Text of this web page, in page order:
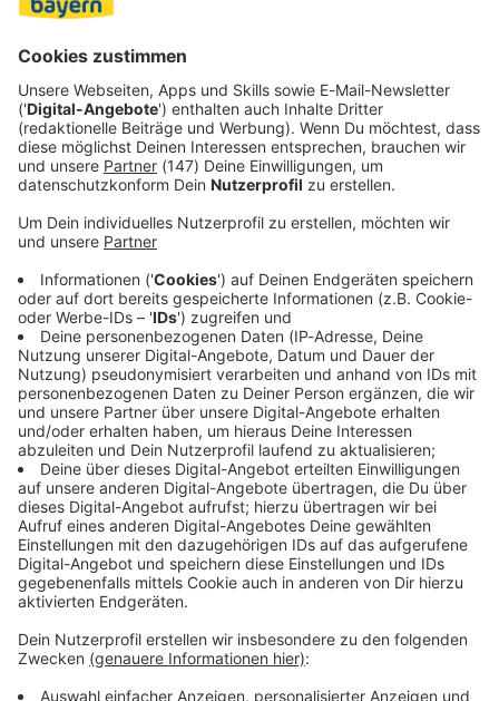
unter anderem Christian Eichner, der den Karlsruher SC
verlässt, und Horst Steffen, der zuletzt Werder Bremen
Immer auf dem Laufenden
bleiben!
Verpass' nichts mehr - mit unserem kostenlosen
ANTENNE BAYERN Newsletter. Ob Nachrichten,
Lifestyle oder unsere neuesten Aktionen - wir
informieren dich.